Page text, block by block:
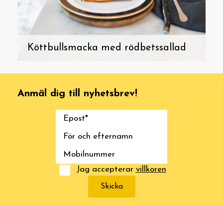
Köttbullsmacka med rödbetssallad
Anmäl dig till nyhetsbrev!
Jag accepterar villkoren
Skicka